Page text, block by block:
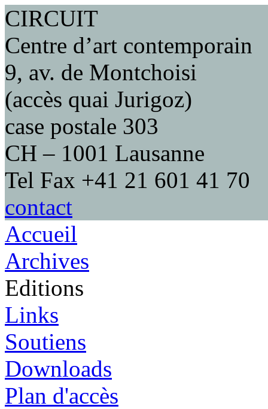
CIRCUIT
Centre d’art contemporain
9, av. de Montchoisi
(accès quai Jurigoz)
case postale 303
CH – 1001 Lausanne
Tel Fax +41 21 601 41 70
contact
Accueil
Archives
Editions
Links
Soutiens
Downloads
Plan d'accès